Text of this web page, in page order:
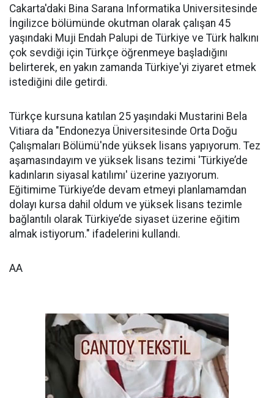
Cakarta'daki Bina Sarana Informatika Universitesinde
İngilizce bölümünde okutman olarak çalışan 45
yaşındaki Muji Endah Palupi de Türkiye ve Türk halkını
çok sevdiği için Türkçe öğrenmeye başladığını
belirterek, en yakın zamanda Türkiye'yi ziyaret etmek
istediğini dile getirdi.
Türkçe kursuna katılan 25 yaşındaki Mustarini Bela
Vitiara da "Endonezya Üniversitesinde Orta Doğu
Çalışmaları Bölümü'nde yüksek lisans yapıyorum. Tez
aşamasındayım ve yüksek lisans tezimi 'Türkiye’de
kadınların siyasal katılımı' üzerine yazıyorum.
Eğitimime Türkiye’de devam etmeyi planlamamdan
dolayı kursa dahil oldum ve yüksek lisans tezimle
bağlantılı olarak Türkiye’de siyaset üzerine eğitim
almak istiyorum." ifadelerini kullandı.
AA